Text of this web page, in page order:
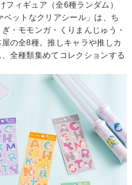
フィギュア（全6種ランダム）
ベットなクリアシール」は、ち
・モモンガ・くりまんじゅう・
の全8種。推しキャラや推しカ
全種類集めてコレクションする